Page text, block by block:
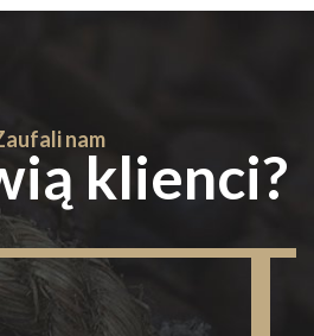
nam
klienci?